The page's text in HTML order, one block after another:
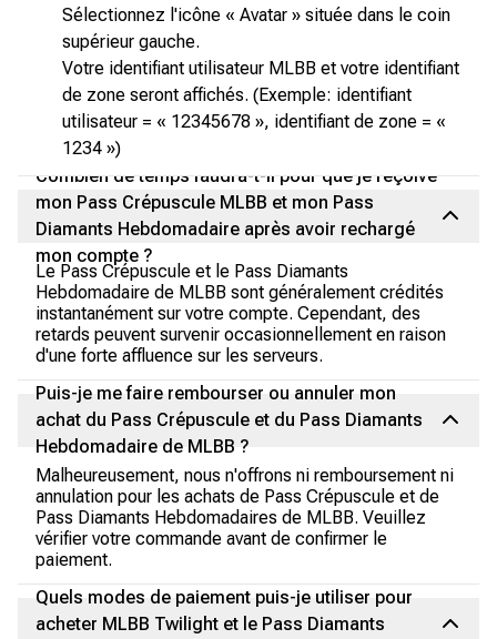
Sélectionnez l'icône « Avatar » située dans le coin
supérieur gauche.
Votre identifiant utilisateur MLBB et votre identifiant
de zone seront affichés. (Exemple: identifiant
utilisateur = « 12345678 », identifiant de zone = «
1234 »)
Combien de temps faudra-t-il pour que je reçoive
mon Pass Crépuscule MLBB et mon Pass
Diamants Hebdomadaire après avoir rechargé
mon compte ?
Le Pass Crépuscule et le Pass Diamants
Hebdomadaire de MLBB sont généralement crédités
instantanément sur votre compte. Cependant, des
retards peuvent survenir occasionnellement en raison
d'une forte affluence sur les serveurs.
Puis-je me faire rembourser ou annuler mon
achat du Pass Crépuscule et du Pass Diamants
Hebdomadaire de MLBB ?
Malheureusement, nous n'offrons ni remboursement ni
annulation pour les achats de Pass Crépuscule et de
Pass Diamants Hebdomadaires de MLBB. Veuillez
vérifier votre commande avant de confirmer le
paiement.
Quels modes de paiement puis-je utiliser pour
acheter MLBB Twilight et le Pass Diamants